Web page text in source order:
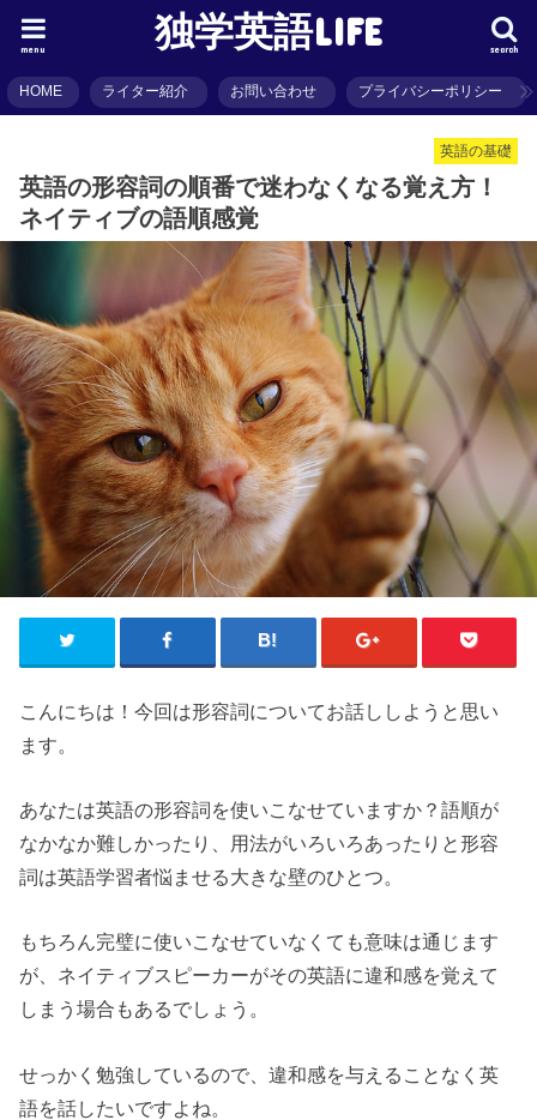
独学英語LIFE search
menu
HOME ライター紹介 お問い合わせ プライバシーポリシー
英語の基礎
英語の形容詞の順番で迷わなくなる覚え方！
ネイティブの語順感覚
こんにちは！今回は形容詞についてお話ししようと思い
ます。
あなたは英語の形容詞を使いこなせていますか？語順が
なかなか難しかったり、用法がいろいろあったりと形容
詞は英語学習者悩ませる大きな壁のひとつ。
もちろん完璧に使いこなせていなくても意味は通じます
が、ネイティブスピーカーがその英語に違和感を覚えて
しまう場合もあるでしょう。
せっかく勉強しているので、違和感を与えることなく英
語を話したいですよね。